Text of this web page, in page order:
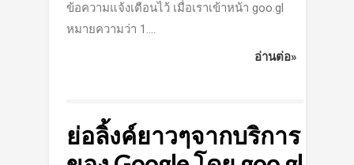
ข้อความแจ้งเตือนไว้ เมื่อเราเข้าหน้า goo.gl
หมายความว่า 1....
อ่านต่อ»
ย่อลิ้งค์ยาวๆจากบริการ